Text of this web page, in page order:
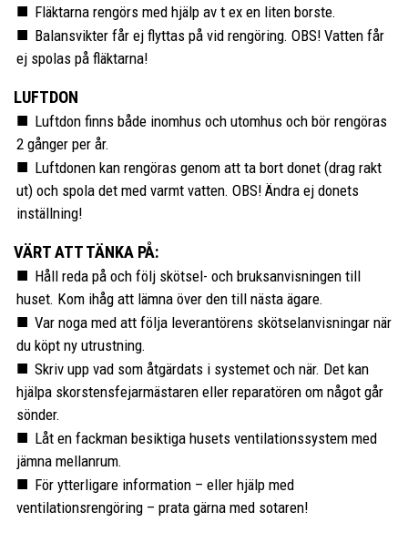
Fläktarna rengörs med hjälp av t ex en liten borste.
Balansvikter får ej flyttas på vid rengöring. OBS! Vatten får
ej spolas på fläktarna!
LUFTDON
Luftdon finns både inomhus och utomhus och bör rengöras
2 gånger per år.
Luftdonen kan rengöras genom att ta bort donet (drag rakt
ut) och spola det med varmt vatten. OBS! Ändra ej donets
inställning!
VÄRT ATT TÄNKA PÅ:
Håll reda på och följ skötsel- och bruksanvisningen till
huset. Kom ihåg att lämna över den till nästa ägare.
Var noga med att följa leverantörens skötselanvisningar när
du köpt ny utrustning.
Skriv upp vad som åtgärdats i systemet och när. Det kan
hjälpa skorstensfejarmästaren eller reparatören om något går
sönder.
Låt en fackman besiktiga husets ventilationssystem med
jämna mellanrum.
För ytterligare information – eller hjälp med
ventilationsrengöring – prata gärna med sotaren!